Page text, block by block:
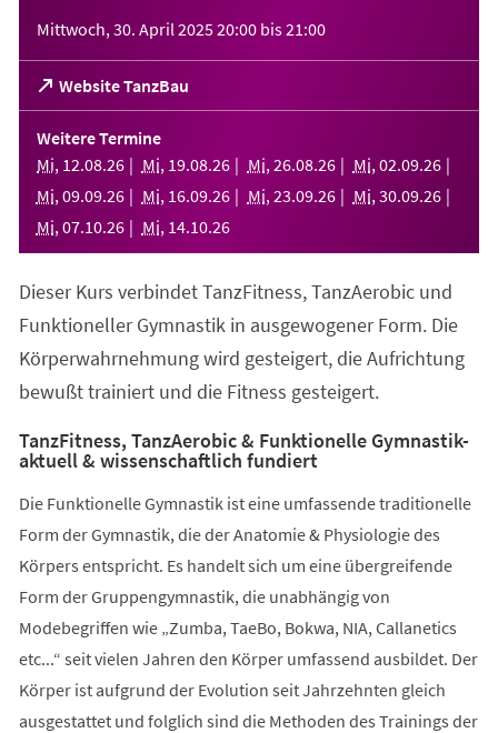
Mittwoch, 30. April 202520:00 bis21:00
Website TanzBau
(Öffnet
in
einem
neuen
Tab)
Weitere Termine
Mi, 12.08.26 Mi, 19.08.26 Mi, 26.08.26 Mi, 02.09.26
Mi, 09.09.26 Mi, 16.09.26 Mi, 23.09.26 Mi, 30.09.26
Mi, 07.10.26 Mi, 14.10.26
Dieser Kurs verbindet TanzFitness, TanzAerobic und
Funktioneller Gymnastik in ausgewogener Form. Die
Körperwahrnehmung wird gesteigert, die Aufrichtung
bewußt trainiert und die Fitness gesteigert.
TanzFitness, TanzAerobic & Funktionelle Gymnastik-
aktuell & wissenschaftlich fundiert
Die Funktionelle Gymnastik ist eine umfassende traditionelle
Form der Gymnastik, die der Anatomie & Physiologie des
Körpers entspricht. Es handelt sich um eine übergreifende
Form der Gruppengymnastik, die unabhängig von
Modebegriffen wie „Zumba, TaeBo, Bokwa, NIA, Callanetics
etc...“ seit vielen Jahren den Körper umfassend ausbildet. Der
Körper ist aufgrund der Evolution seit Jahrzehnten gleich
ausgestattet und folglich sind die Methoden des Trainings der